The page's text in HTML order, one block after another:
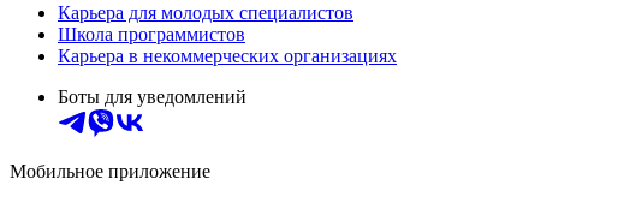
Карьера для молодых специалистов
Школа программистов
Карьера в некоммерческих организациях
Боты для уведомлений
Мобильное приложение